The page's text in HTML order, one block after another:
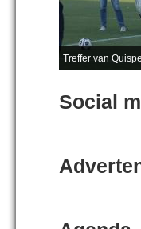
Treffer van
Social